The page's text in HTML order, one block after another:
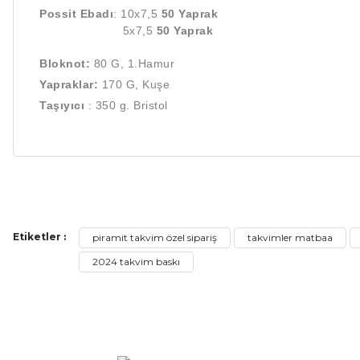
Possit Ebadı: 10x7,5 50 Yaprak
5x7,5 50 Yaprak
Bloknot: 80 G, 1.Hamur
Yapraklar: 170 G, Kuşe
Taşıyıcı : 350 g. Bristol
Ürün resmi kalitesiz, bozuk veya görüntülenemiyor.
Ürün açıklamasında eksik bilgiler bulunuyor.
Etiketler : piramit takvim özel sipariş takvimler matbaa
2024 takvim baskı